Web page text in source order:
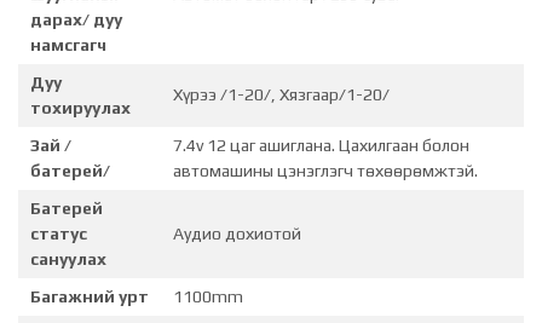
дарах/ дуу
намсгагч
Дуу
тохируулах
Хүрээ /1-20/, Хязгаар/1-20/
Зай /
батерей/
7.4v 12 цаг ашиглана. Цахилгаан болон
автомашины цэнэглэгч төхөөрөмжтэй.
Батерей
статус
сануулах
Аудио дохиотой
Багажний урт 1100mm